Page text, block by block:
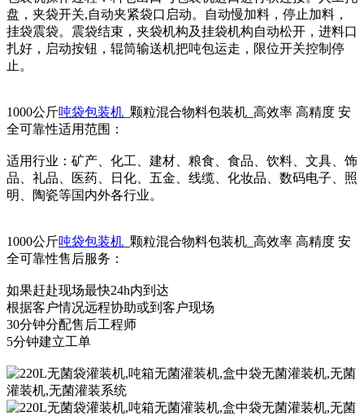
盘，夹袋开关,自动夹紧袋口启动。自动慢加料，停止加料，
挂袋震袋。震袋结束，夹袋机构及挂袋机构自动松开，进料口
扎好，启动按钮，辊筒输送机把吨包运走，限位开关控制停
止。
1000公斤吨袋包装机 _颗粒混合物料包装机_高效率 高精度 安
全可靠性适用范围：
适用行业：矿产、化工、建材、粮食、食品、饮料、文具、饰
品、礼品、医药、日化、五金、线缆、化妆品、数码电子、照
明、陶瓷等国内外各行业。
1000公斤吨袋包装机 _颗粒混合物料包装机_高效率 高精度 安
全可靠性售后服务：
如果赶赴现场最快24h内到达
根据客户情况远程协助或到客户现场
30分钟分配售后工程师
5分钟建立工单